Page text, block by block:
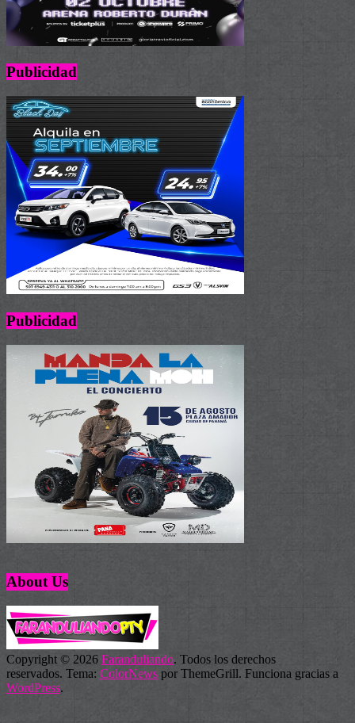
Publicidad
Publicidad
About Us
Copyright © 2026 Faranduliando. Todos los derechos
reservados. Tema: ColorNews por ThemeGrill. Funciona gracias a
WordPress.